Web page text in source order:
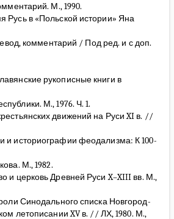
М., 1990.
Русь в «Польской истории» Яна
комментарий / Под ред. и с доп.
рукописные книги в
М., 1976. Ч. 1.
движений на Руси XI в. //
и историографии феодализма: К 100-
М., 1982.
и церковь Древней Руси X–XIII вв. М.,
Синодального списка Новгород-
летописании XV в. // ЛХ, 1980. М.,